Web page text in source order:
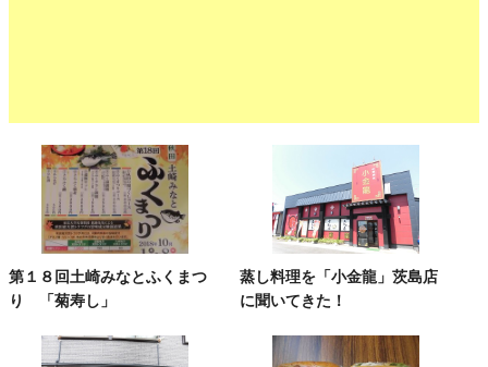
第１８回土崎みなとふくまつ
り 「菊寿し」
蒸し料理を「小金龍」茨島店
に聞いてきた！